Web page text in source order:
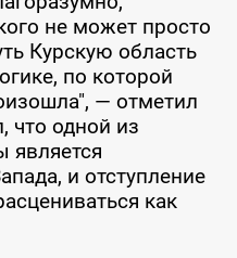
не может просто
Курскую область
по которой
— отметил
что одной из
является
и отступление
как